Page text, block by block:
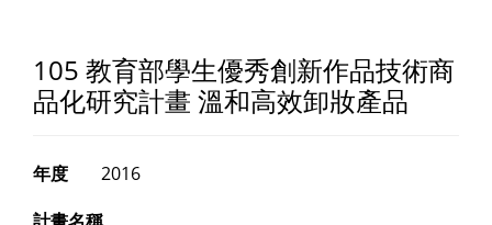
105 教育部學生優秀創新作品技術商
品化研究計畫 溫和高效卸妝產品
年度
2016